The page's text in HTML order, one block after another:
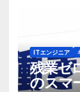
ITエンジニア
残業ゼ
のスマ